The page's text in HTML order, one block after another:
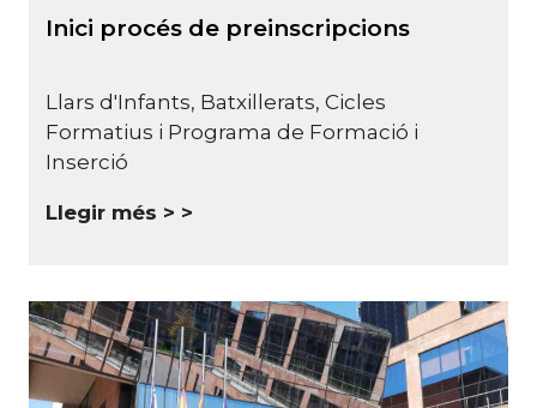
Inici procés de preinscripcions
Llars d'Infants, Batxillerats, Cicles
Formatius i Programa de Formació i
Inserció
Llegir més >